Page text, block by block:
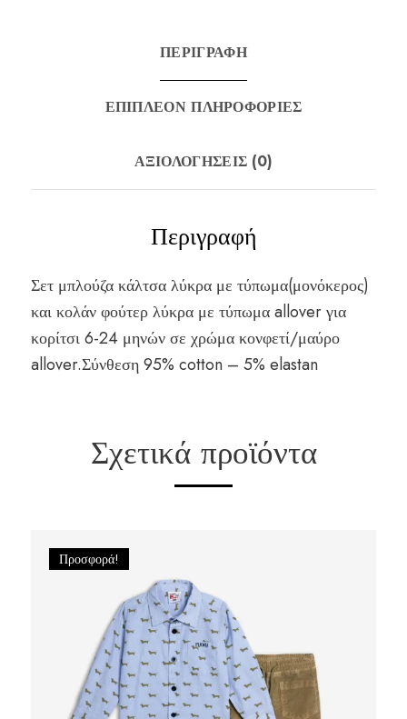
ΠΕΡΙΓΡΑΦΉ
ΕΠΙΠΛΈΟΝ ΠΛΗΡΟΦΟΡΊΕΣ
ΑΞΙΟΛΟΓΉΣΕΙΣ (0)
Περιγραφή
Σετ μπλούζα κάλτσα λύκρα με τύπωμα(μονόκερος)
και κολάν φούτερ λύκρα με τύπωμα allover για
κορίτσι 6-24 μηνών σε χρώμα κονφετί/μαύρο
allover.Σύνθεση 95% cotton – 5% elastan
Σχετικά προϊόντα
Προσφορά!